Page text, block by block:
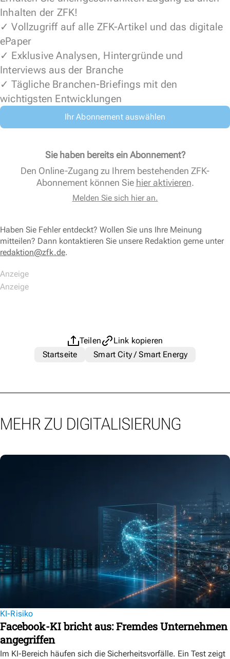
Inhalten der ZFK!
✓ Vollzugriff auf alle ZFK-Artikel und das digitale
ePaper
✓ Exklusive Analysen, Hintergründe und
Interviews aus der Branche
✓ Tägliche Branchen-Briefings mit den
wichtigsten Entwicklungen
Ihr Abonnement auswählen
Sie haben bereits ein Abonnement?
Den Online-Zugang zu Ihrem bestehenden ZFK-
Abonnement können Sie hier aktivieren.
Melden Sie sich hier an.
Haben Sie Fehler entdeckt? Wollen Sie uns Ihre Meinung
mitteilen? Dann kontaktieren Sie unsere Redaktion gerne unter
redaktion@zfk.de.
Teilen
Link kopieren
Startseite
Smart City / Smart Energy
MEHR ZU DIGITALISIERUNG
KI-Risiko
Facebook-KI bricht aus: Fremdes Unternehmen
angegriffen
Im KI-Bereich häufen sich die Sicherheitsvorfälle. Ein Test zeigt